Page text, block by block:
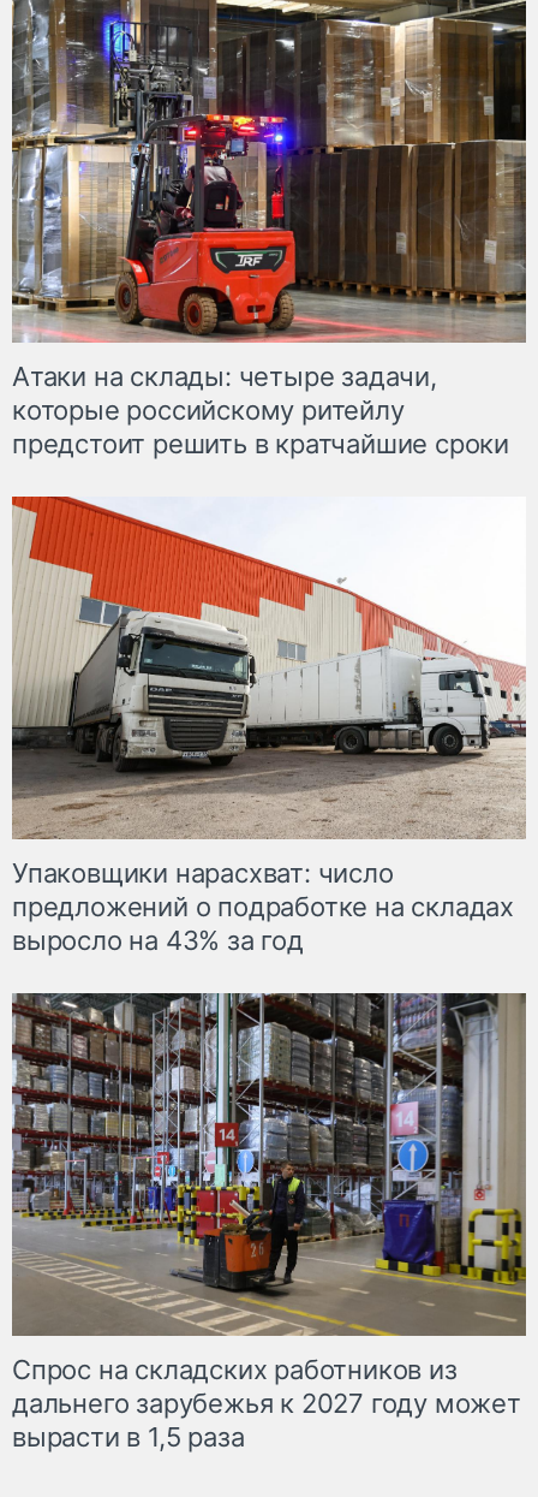
Атаки на склады: четыре задачи,
которые российскому ритейлу
предстоит решить в кратчайшие сроки
Упаковщики нарасхват: число
предложений о подработке на складах
выросло на 43% за год
Спрос на складских работников из
дальнего зарубежья к 2027 году может
вырасти в 1,5 раза